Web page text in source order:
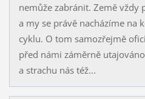
nemůže zabránit. Země vždy
a my se právě nacházíme na
cyklu. O tom samozřejmě
před námi záměrně
a strachu nás též...